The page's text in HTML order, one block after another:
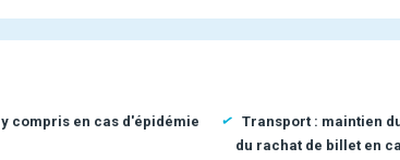
compris en cas d'épidémie
Transport : maintien
du rachat de billet en